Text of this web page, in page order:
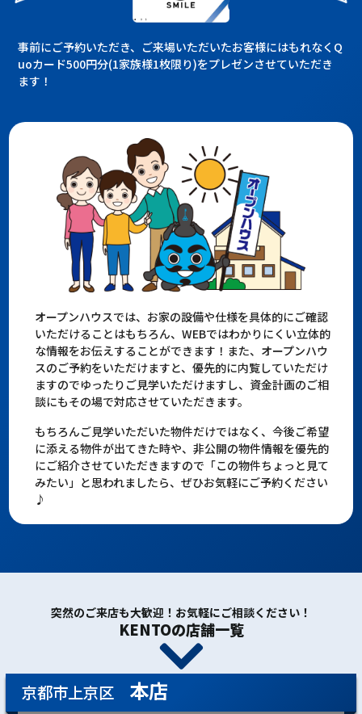
事前にご予約いただき、ご来場いただいたお客様にはもれなくQ
uoカード500円分(1家族様1枚限り)をプレゼンさせていただき
ます！
オープンハウスでは、お家の設備や仕様を具体的にご確認
いただけることはもちろん、WEBではわかりにくい立体的
な情報をお伝えすることができます！また、オープンハウ
スのご予約をいただけますと、優先的に内覧していただけ
ますのでゆったりご見学いただけますし、資金計画のご相
談にもその場で対応させていただきます。
もちろんご見学いただいた物件だけではなく、今後ご希望
に添える物件が出てきた時や、非公開の物件情報を優先的
にご紹介させていただきますので「この物件ちょっと見て
みたい」と思われましたら、ぜひお気軽にご予約ください
♪
突然のご来店も大歓迎！お気軽にご相談ください！
KENTOの店舗一覧
京都市上京区 本店